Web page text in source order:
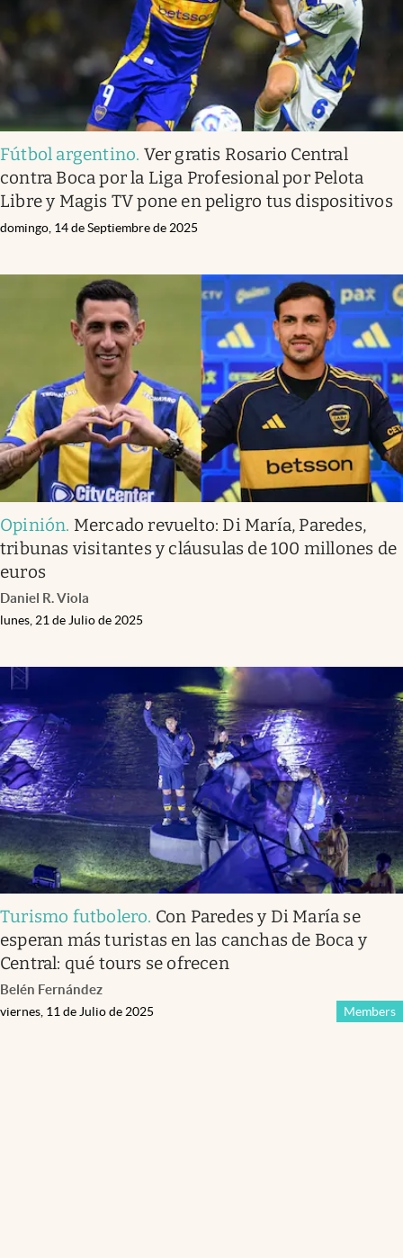
Infotechnology
Clase
Clima
Mundial 2026
Eventos Corporativos
El Cronista Studio
Mediakit
Fútbol argentino. Ver gratis Rosario Central
contra Boca por la Liga Profesional por Pelota
Libre y Magis TV pone en peligro tus dispositivos
domingo, 14 de Septiembre de 2025
Opinión. Mercado revuelto: Di María, Paredes,
tribunas visitantes y cláusulas de 100 millones de
euros
Daniel R. Viola
lunes, 21 de Julio de 2025
Turismo futbolero. Con Paredes y Di María se
esperan más turistas en las canchas de Boca y
Central: qué tours se ofrecen
Belén Fernández
Members
viernes, 11 de Julio de 2025